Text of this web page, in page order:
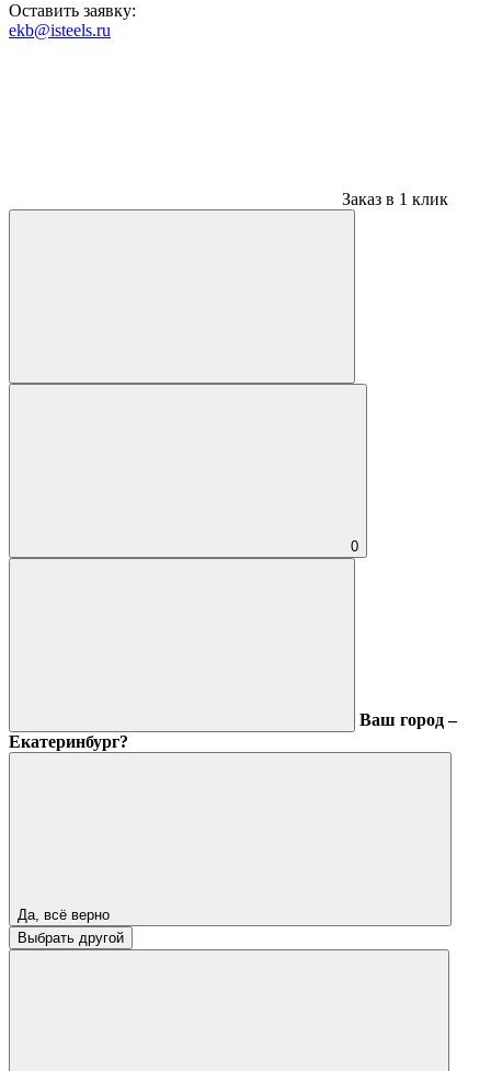
Оставить заявку:
ekb@isteels.ru
Заказ в 1 клик
0
Ваш город –
Екатеринбург?
Да, всё верно
Выбрать другой